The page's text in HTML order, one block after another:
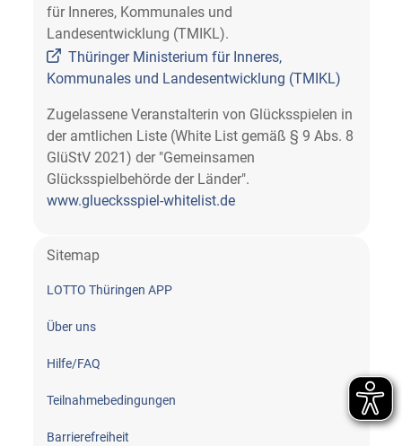
für Inneres, Kommunales und
Landesentwicklung (TMIKL).
Thüringer Ministerium für Inneres,
Kommunales und Landesentwicklung (TMIKL)
Zugelassene Veranstalterin von Glücksspielen in
der amtlichen Liste (White List gemäß § 9 Abs. 8
GlüStV 2021) der "Gemeinsamen
Glücksspielbehörde der Länder".
www.gluecksspiel-whitelist.de
Sitemap
LOTTO Thüringen APP
Über uns
Hilfe/FAQ
Teilnahme­bedingungen
Barrierefreiheit